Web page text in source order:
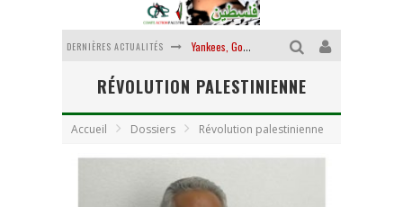
DERNIÈRES ACTUALITÉS Yankees, Go home !
Chantage terroriste
La révolution ou rien
RÉVOLUTION PALESTINIENNE
Accueil Dossiers Révolution palestinienne